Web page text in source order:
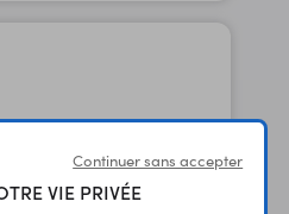
Continuer sans accepter
VIE PRIVÉE